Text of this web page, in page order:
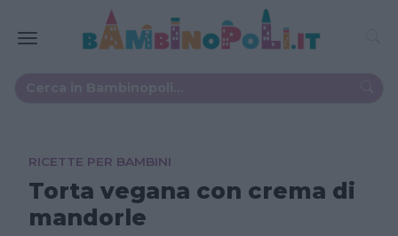
RICETTE PER BAMBINI
Torta vegana con crema di
mandorle